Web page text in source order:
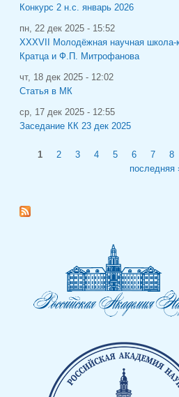
Конкурс 2 н.с. январь 2026
пн, 22 дек 2025 - 15:52
XXXVII Молодёжная научная
Кратца и Ф.П. Митрофанова
чт, 18 дек 2025 - 12:02
Статья в МК
ср, 17 дек 2025 - 12:55
Заседание КК 23 дек 2025
Страницы
1 2 3 4 5 6 7 8
последняя